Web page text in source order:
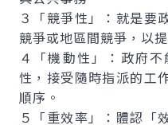
３「競爭性」：就是要
競爭或地區間競爭，以
４「機動性」：政府
性，接受隨時指派的工
順序。
５「重效率」：體認「